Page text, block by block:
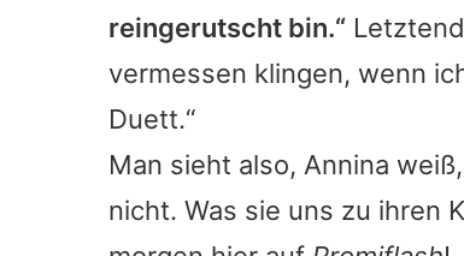
reingerutscht bin.“
vermessen klingen, wenn
Duett.“
Man sieht also, Annina
nicht. Was sie uns zu ihren